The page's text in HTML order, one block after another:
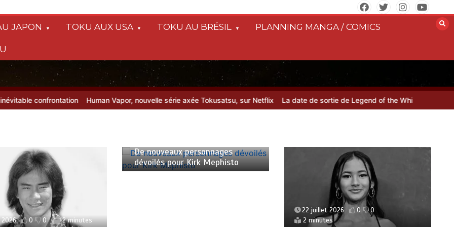
JAPON TOKU AUX USA TOKU AU BRÉSIL PLANNING MANGA / COMICS
confrontation Human Vapor, nouvelle série axée Tokusatsu, sur Netflix La date de sortie de Legend of the White Dragon dévoilée
personnages
pour Kirk Mephisto
10 juillet 2026 0 0